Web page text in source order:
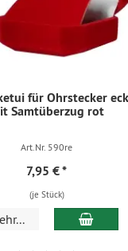
für Ohrstecker
Samtüberzug rot
Art.Nr. 590re
7,95 €*
(je Stück)
In den